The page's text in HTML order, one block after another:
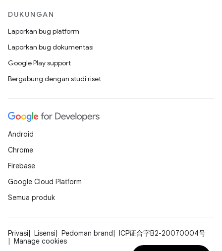
DUKUNGAN
Laporkan bug platform
Laporkan bug dokumentasi
Google Play support
Bergabung dengan studi riset
Android
Chrome
Firebase
Google Cloud Platform
Semua produk
Privasi Lisensi Pedoman brand
ICP证合字B2-20070004号
Manage cookies